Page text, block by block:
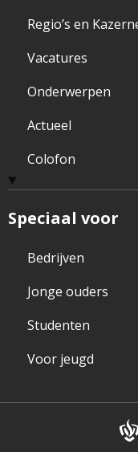
Regio’s en
Vacatures
Onderwerpen
Actueel
Colofon
Speciaal voor
Bedrijven
Jonge ouders
Studenten
Voor jeugd